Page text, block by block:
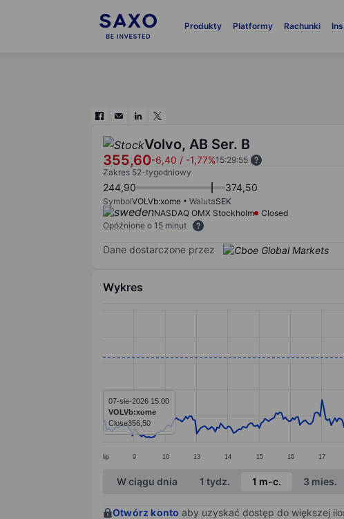
Produkty Platformy Rachunki
Volvo, AB Ser. B
355,60-6,40 / -1,77%15:29:55
Zakres 52-tygodniowy
244,90 374,50
SymbolVOLVb:xome WalutaSEK
NASDAQ OMX Stockholm
Closed
Opóźnione o 15 minut
Dane dostarczone przez
Wykres
The chart has 1 Y axis displaying values.
lip 9 10 13 14 15 16 17
07-sie-2026 15:00
VOLVb:xome
Close356,50
End of interactive chart.
W ciągu dnia 1 tydz. 1 m-c. 3 mies.
Otwórz konto aby uzyskać dostęp do większej